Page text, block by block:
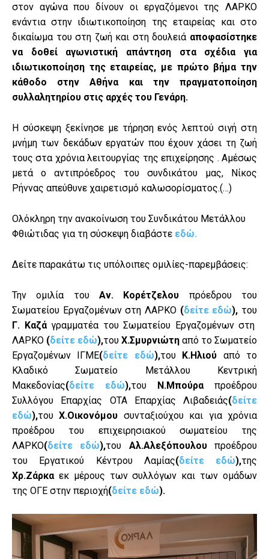
στον αγώνα που δίνουν οι εργαζόμενοι της ΛΑΡΚΟ
ενάντια στην ιδιωτικοποίηση της εταιρείας και στο
δικαίωμα του στη ζωή και στη δουλειά αποφασίστηκε
να δοθεί αγωνιστική απάντηση στα σχέδια για
ιδιωτικοποίηση της εταιρείας, με πρώτο βήμα την
κάθοδο στην Αθήνα και την πραγματοποίηση
συλλαλητηρίου στις αρχές του Γενάρη.
Η σύσκεψη ξεκίνησε με τήρηση ενός λεπτού σιγή στη
μνήμη των δεκάδων εργατών που έχουν χάσει τη ζωή
τους στα χρόνια λειτουργίας της επιχείρησης . Αμέσως
μετά ο αντιπρόεδρος του συνδικάτου μας, Νίκος
Ρήννας απεύθυνε χαιρετισμό καλωσορίσματος.(…)
Ολόκληρη την ανακοίνωση του Συνδικάτου Μετάλλου
Φθιώτιδας για τη σύσκεψη διαβάστε εδώ.
Δείτε παρακάτω τις υπόλοιπες ομιλίες-παρεμβάσεις:
Την ομιλία του Αν. Κορέτζελου πρόεδρου του
Σωματείου Εργαζομένων στη ΛΑΡΚΟ (δείτε εδώ), του
Γ. Καζάγραμματέα του Σωματείου Εργαζομένων στη
ΛΑΡΚΟ (δείτε εδώ),του Χ.Σμυρνιώτη από το Σωματείο
Εργαζομένων ΙΓΜΕ(δείτε εδώ),του Κ.Ηλιού από το
Κλαδικό Σωματείο Μετάλλου Κεντρική
Μακεδονίας(δείτε εδώ),του Ν.Μπούρα προέδρου
Συλλόγου Επαρχίας ΟΤΑ Επαρχίας Λιβαδειάς(δείτε
εδώ),του Χ.Οικονόμου συνταξιούχου και για χρόνια
προέδρου του επιχειρησιακού σωματείου της
ΛΑΡΚΟ(δείτε εδώ),του Αλ.Αλεξόπουλουπροέδρου
του Εργατικού Κέντρου Λαμίας(δείτε εδώ),της
Χρ.Ζάρκα εκ μέρους των συλλόγων και των ομάδων
της ΟΓΕ στην περιοχή(δείτε εδώ).